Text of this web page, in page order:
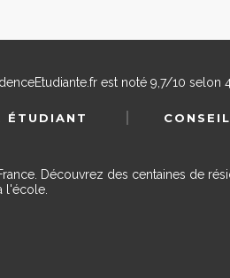
est noté 9,7/10 selon
ÉTUDIANT
Découvrez des centaines de
l'école.